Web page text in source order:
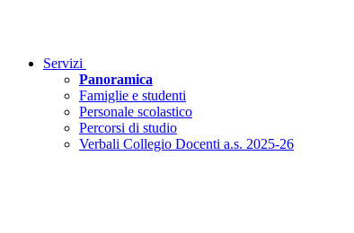
Servizi
Panoramica
Famiglie e studenti
Personale scolastico
Percorsi di studio
Verbali Collegio Docenti a.s. 2025-26